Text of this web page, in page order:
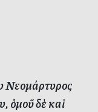
Νεομάρτυρος
δὲ καὶ